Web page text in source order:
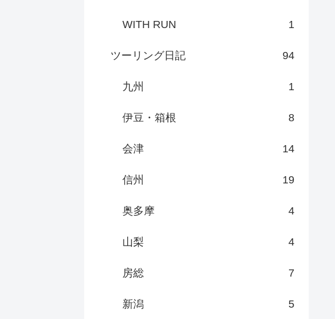
WITH RUN 1
ツーリング日記 94
九州 1
伊豆・箱根 8
会津 14
信州 19
奥多摩 4
山梨 4
房総 7
新潟 5